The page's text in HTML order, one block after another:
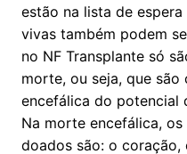
estão na lista de
vivas também podem
no NF Transplante só
morte, ou seja, que
encefálica do potencial
Na morte encefálica,
doados são: o coração,